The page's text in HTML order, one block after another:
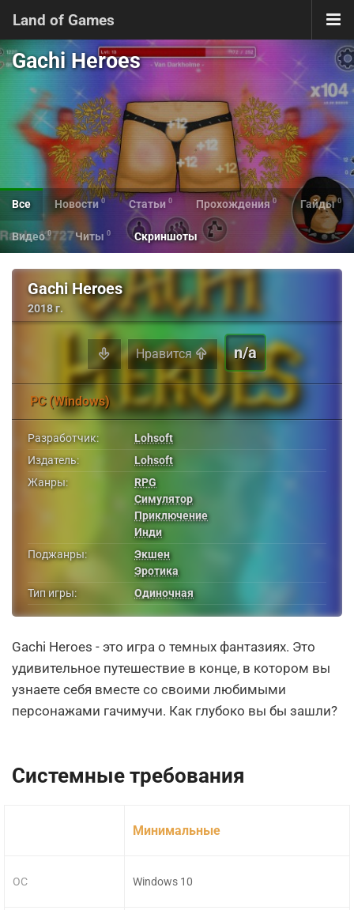
Land of Games
Gachi Heroes
Все Новости 0 Статьи 0 Прохождения 0 Гайды 0
Видео 0 Читы 0 Скриншоты
Gachi Heroes
2018 г.
Нравится n/a
PC (Windows)
Разработчик:
Lohsoft
Издатель:
Lohsoft
Жанры:
RPG
Симулятор
Приключение
Инди
Поджанры:
Экшен
Эротика
Тип игры:
Одиночная
Gachi Heroes - это игра о темных фантазиях. Это
удивительное путешествие в конце, в котором вы
узнаете себя вместе со своими любимыми
персонажами гачимучи. Как глубоко вы бы зашли?
Системные требования
ОС
Минимальные
Windows 10